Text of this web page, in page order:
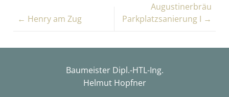
← Henry am Zug
Augustinerbräu
Parkplatzsanierung I →
Baumeister Dipl.-HTL-Ing.
Helmut Hopfner